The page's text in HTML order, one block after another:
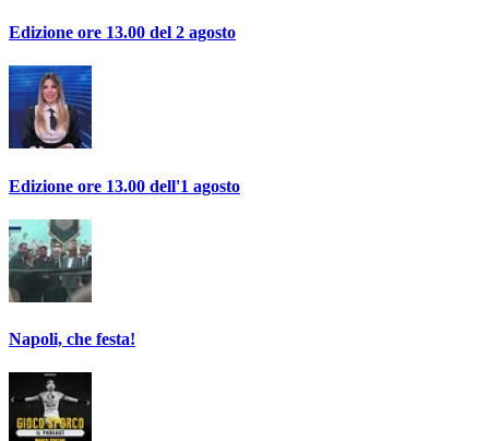
Edizione ore 13.00 del 2 agosto
Edizione ore 13.00 dell'1 agosto
Napoli, che festa!